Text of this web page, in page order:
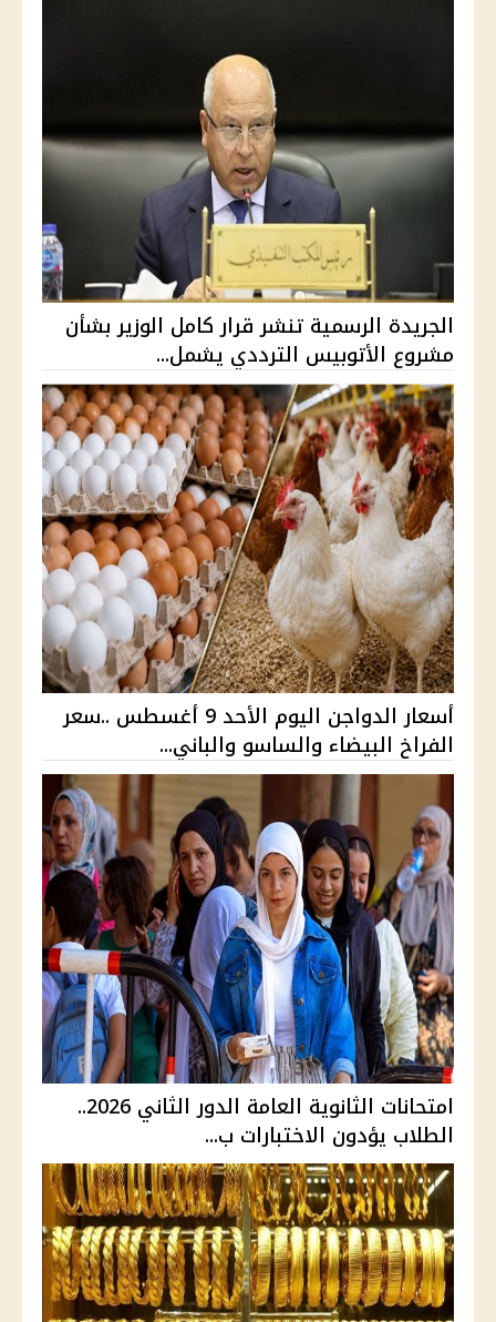
الجريدة الرسمية تنشر قرار كامل الوزير بشأن
مشروع الأتوبيس الترددي يشمل...
أسعار الدواجن اليوم الأحد 9 أغسطس ..سعر
الفراخ البيضاء والساسو والباني...
امتحانات الثانوية العامة الدور الثاني 2026..
الطلاب يؤدون الاختبارات ب...